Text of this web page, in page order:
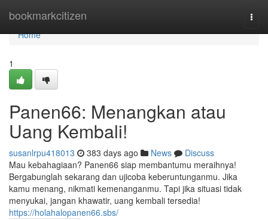
bookmarkcitizen
Home
Home
1
Panen66: Menangkan atau
Uang Kembali!
susanlrpu418013 383 days ago News
Discuss
Mau kebahagiaan? Panen66 siap membantumu meraihnya!
Bergabunglah sekarang dan ujicoba keberuntunganmu. Jika
kamu menang, nikmati kemenanganmu. Tapi jika situasi tidak
menyukai, jangan khawatir, uang kembali tersedia!
https://holahalopanen66.sbs/